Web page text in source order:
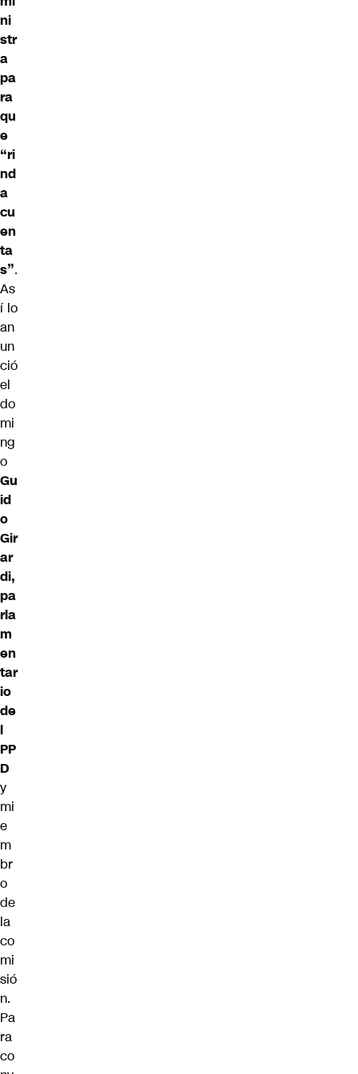
ni
str
a
pa
ra
qu
e
“ri
nd
a
cu
en
ta
s”.
As
í lo
an
un
ció
el
do
mi
ng
o
Gu
id
o
Gir
ar
di,
pa
rla
m
en
tar
io
de
l
PP
D
y
mi
e
m
br
o
de
la
co
mi
sió
n.
Pa
ra
co